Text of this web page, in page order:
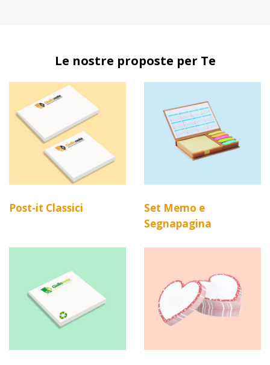
Le nostre proposte per Te
Post-it Classici
Set Memo e
Segnapagina